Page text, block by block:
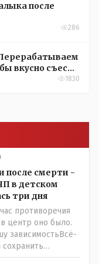
после
286
вкусно съесть
1830
после смерти -
в детском
три дня
противоречия
центр оно было.
зависимостьВсё-
бы и указать